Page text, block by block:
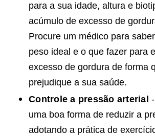
para a sua idade, altura e
acúmulo de excesso de
Procure um médico para
peso ideal e o que fazer para
excesso de gordura de forma
prejudique a sua saúde.
Controle a pressão arterial
uma boa forma de reduzir a
adotando a prática de